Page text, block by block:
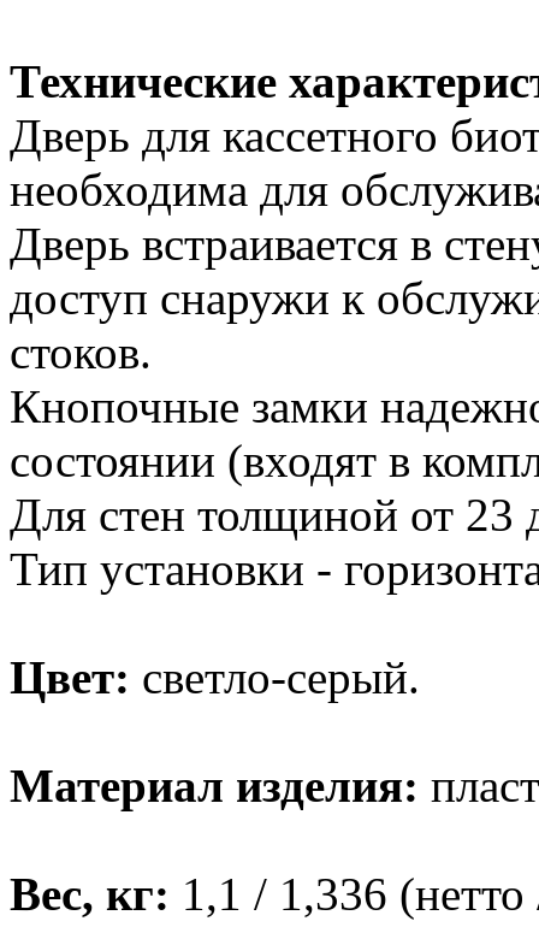
Технические
Дверь для кассетного
необходима для
Дверь встраивается в
доступ снаружи к
стоков.
Кнопочные замки
состоянии (входят в
Для стен толщиной от 23
Тип установки -
Цвет: светло-серый.
Материал изделия:
Вес, кг: 1,1 / 1,336 (нетто